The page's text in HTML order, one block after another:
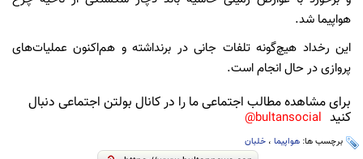
هواپیما شد.
این رخداد هیچ‌گونه تلفات جانی در برنداشته و هم‌اکنون عملیات‌های
پروازی در حال انجام است.
برای مشاهده مطالب اجتماعی ما را در کانال بولتن اجتماعی دنبال
کنید bultansocial@
برچسب ها: هواپیما ، خلبان